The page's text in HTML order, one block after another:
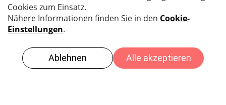
Systeme im Überblick
Impressum
© {current_year} by Martin Kurmann -Kurmann